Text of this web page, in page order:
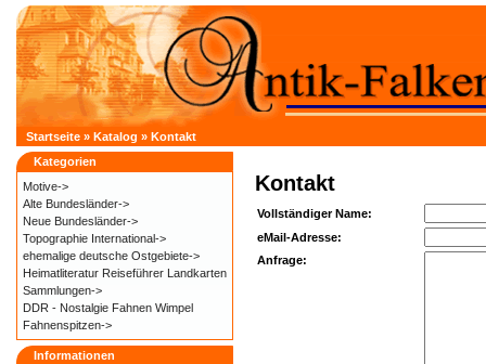
Startseite » Katalog » Kontakt
Kontakt
Vollständiger Name:
eMail-Adresse:
Anfrage:
Kategorien
Motive->
Alte Bundesländer->
Neue Bundesländer->
Topographie International->
ehemalige deutsche Ostgebiete->
Heimatliteratur Reiseführer Landkarten
Sammlungen->
DDR - Nostalgie Fahnen Wimpel
Fahnenspitzen->
Informationen